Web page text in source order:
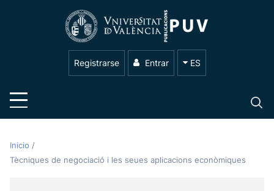
Registrarse Entrar ES
Inicio /
Tècniques de negociació i les seues aplicacions econòmiques